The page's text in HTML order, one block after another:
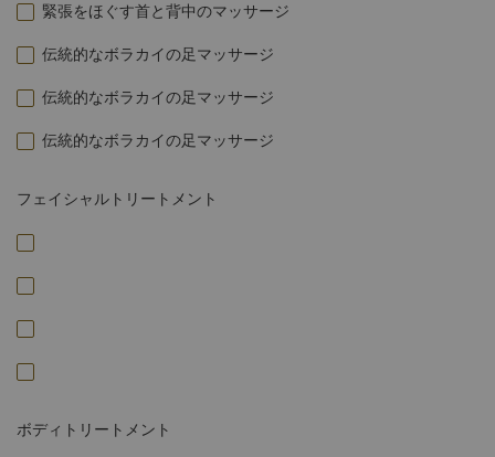
緊張をほぐす首と背中のマッサージ
伝統的なボラカイの足マッサージ
伝統的なボラカイの足マッサージ
伝統的なボラカイの足マッサージ
フェイシャルトリートメント
ボディトリートメント